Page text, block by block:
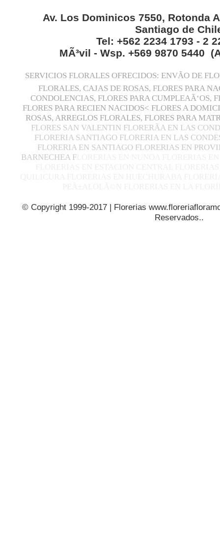
Av. Los Dominicos 7550, Rotonda
Santiago de
Tel: +562 2234 1793 - 2
MÃ³vil - Wsp. +569 9870 5440
SERVICIOS FLORALES OFRECIDOS: ENVÃO DE
FLORALES, CAJAS DE ROSAS, FLORES PARA
CONDOLENCIAS, FLORES PARA CUMPLEAÃ‘OS,
FLORES PARA RECIEN NACIDOS< FLORES A
ROSAS, ARREGLOS FLORALES, FLORES PARA
FLORES SAN VALENTIN FLORERÃ­A EN LAS
FLORERIA SANTIAGO FLORERIA EN LAS
FLORERIA EN SANTIAGO FLORERIAS EN
BARNECHEA F
© Copyright 1999-2017 | Florerias
Reservados..